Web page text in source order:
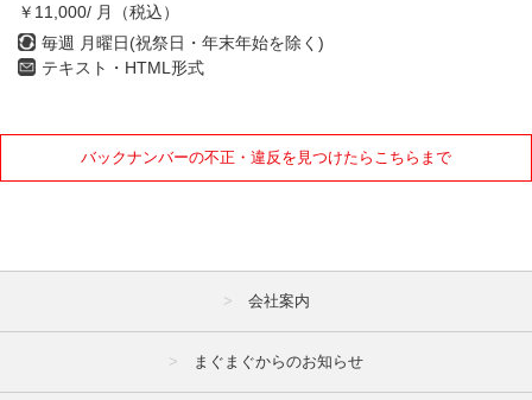
￥11,000/ 月（税込）
毎週 月曜日(祝祭日・年末年始を除く)
テキスト・HTML形式
バックナンバーの不正・違反を見つけたらこちらまで
7月
10月
2021年
11月会社案内
まぐまぐからのお知らせ